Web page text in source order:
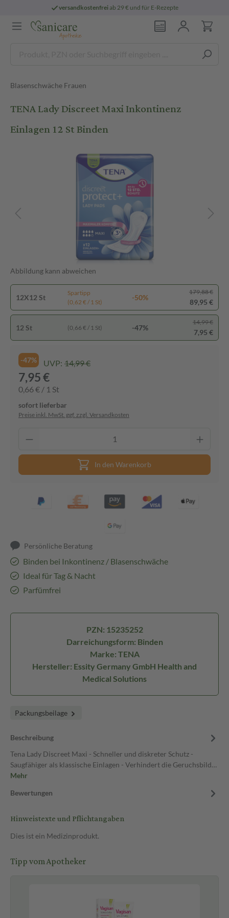
versandkostenfreiab 29 € und für E-Rezepte
Blasenschwäche Frauen
TENA Lady Discreet Maxi Inkontinenz
Einlagen 12 St Binden
Abbildung kann abweichen
12X12 St
Spartipp
(0,62 € / 1 St)
-50%
179,88 €
89,95 €
12 St (0,66 € / 1 St) -47%
14,99 €
7,95 €
-47% UVP: 14,99 €
7,95 €
0,66 € / 1 St
sofort lieferbar
Preise inkl. MwSt. ggf. zzgl. Versandkosten
In den Warenkorb
Persönliche Beratung
Binden bei Inkontinenz / Blasenschwäche
Ideal für Tag & Nacht
Parfümfrei
PZN: 15235252
Darreichungsform: Binden
Marke: TENA
Hersteller: Essity Germany GmbH Health and
Medical Solutions
Packungsbeilage
Beschreibung
Tena Lady Discreet Maxi - Schneller und diskreter Schutz -
Saugfähiger als klassische Einlagen - Verhindert die Geruchsbild…
Mehr
Bewertungen
Hinweistexte und Pflichtangaben
Dies ist ein Medizinprodukt.
Tipp vom Apotheker